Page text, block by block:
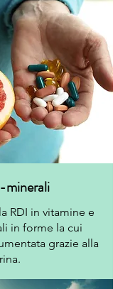
RDI in vitamine e
in forme la cui
grazie alla